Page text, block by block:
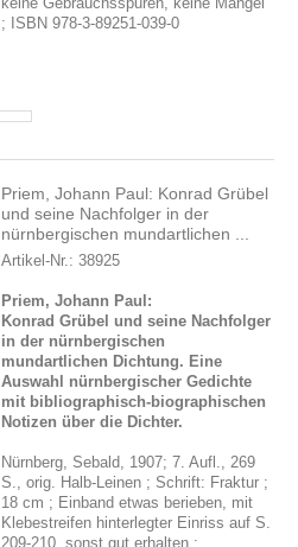
; ISBN 978-3-89251-039-0
Priem, Johann Paul: Konrad Grübel
und seine Nachfolger in der
nürnbergischen mundartlichen ...
Artikel-Nr.: 38925
Priem, Johann Paul:
Konrad Grübel und seine Nachfolger
in der nürnbergischen
mundartlichen Dichtung. Eine
Auswahl nürnbergischer Gedichte
mit bibliographisch-biographischen
Notizen über die Dichter.
Nürnberg, Sebald, 1907; 7. Aufl., 269
S., orig. Halb-Leinen ; Schrift: Fraktur ;
18 cm ; Einband etwas berieben, mit
Klebestreifen hinterlegter Einriss auf S.
209-210, sonst gut erhalten ;